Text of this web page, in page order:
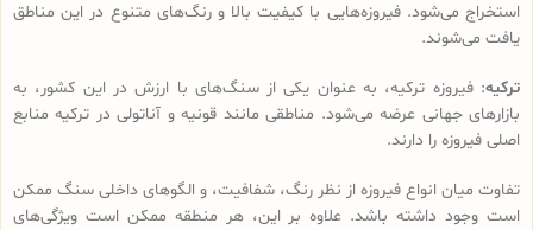
استخراج می‌شود. فیروزه‌هایی با کیفیت بالا و رنگ‌های متنوع در این مناطق
یافت می‌شوند.
ترکیه: فیروزه ترکیه، به عنوان یکی از سنگ‌های با ارزش در این کشور، به
بازارهای جهانی عرضه می‌شود. مناطقی مانند قونیه و آناتولی در ترکیه منابع
اصلی فیروزه را دارند.
تفاوت‌ میان انواع فیروزه از نظر رنگ، شفافیت، و الگوهای داخلی سنگ ممکن
است وجود داشته باشد. علاوه بر این، هر منطقه ممکن است ویژگی‌های